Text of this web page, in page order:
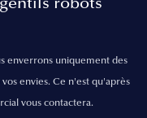
robots
enverrons uniquement des
envies. Ce n'est qu'après
vous contactera.